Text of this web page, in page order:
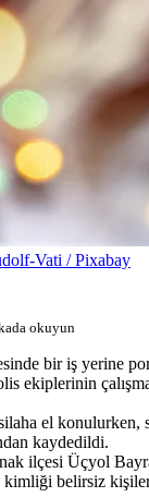
Vati / Pixabay
okuyun
bir iş yerine
ekiplerinin
el konulurken,
kaydedildi.
ilçesi Üçyol
belirsiz